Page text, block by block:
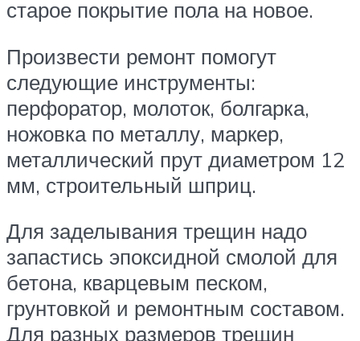
старое покрытие пола на новое.
Произвести ремонт помогут
следующие инструменты:
перфоратор, молоток, болгарка,
ножовка по металлу, маркер,
металлический прут диаметром 12
мм, строительный шприц.
Для заделывания трещин надо
запастись эпоксидной смолой для
бетона, кварцевым песком,
грунтовкой и ремонтным составом.
Для разных размеров трещин